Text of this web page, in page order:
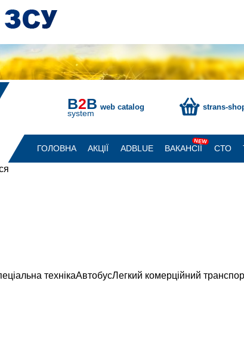
B2B
system
web catalog strans-
ГОЛОВНА АКЦІЇ ADBLUE ВАКАНСІЇ
NEW
СТО
технікаАвтобусЛегкий комерційний